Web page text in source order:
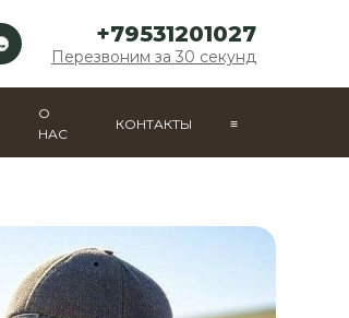
+79531201027
Перезвоним за 30 секунд
О
НАС
КОНТАКТЫ ≡